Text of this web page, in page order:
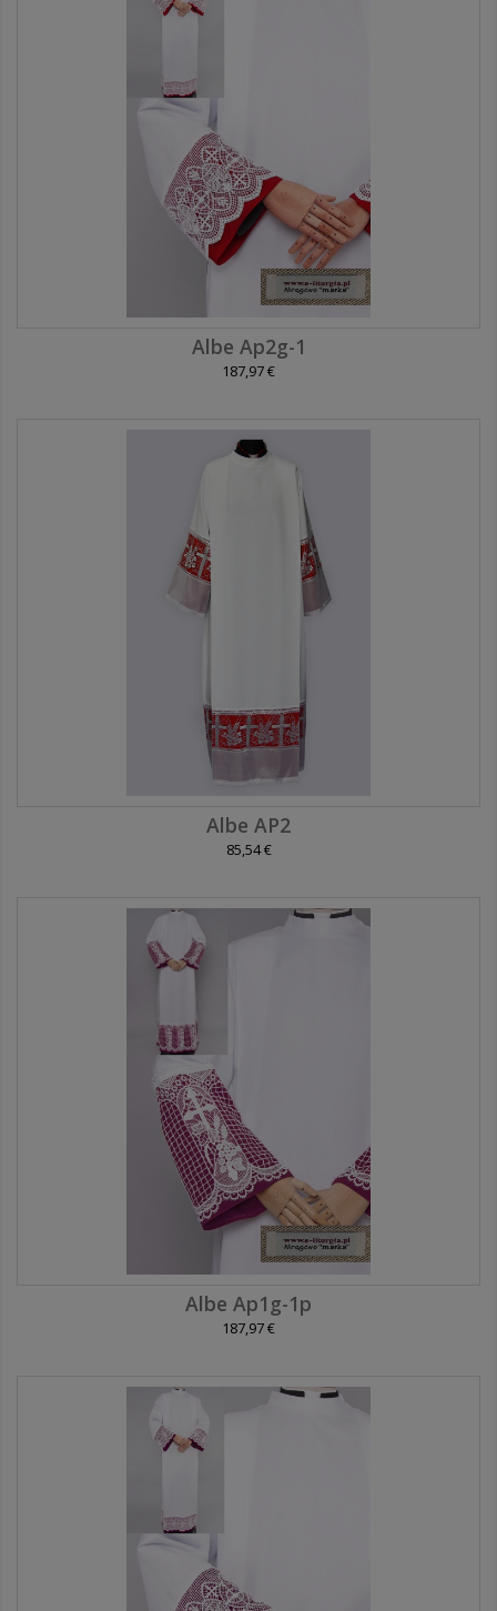
Albe Ap2g-1
187,97 €
Albe AP2
85,54 €
Albe Ap1g-1p
187,97 €